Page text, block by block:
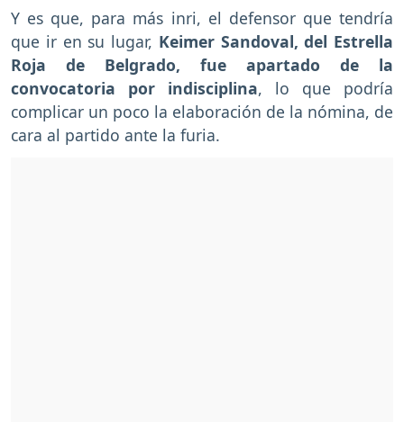
Y es que, para más inri, el defensor que tendría
que ir en su lugar, Keimer Sandoval, del Estrella
Roja de Belgrado, fue apartado de la
convocatoria por indisciplina, lo que podría
complicar un poco la elaboración de la nómina, de
cara al partido ante la furia.